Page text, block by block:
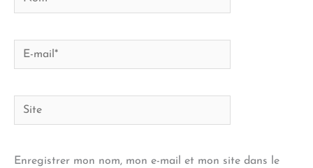
mail*
Site
Enregistrer mon nom, mon e-mail et mon site dans le